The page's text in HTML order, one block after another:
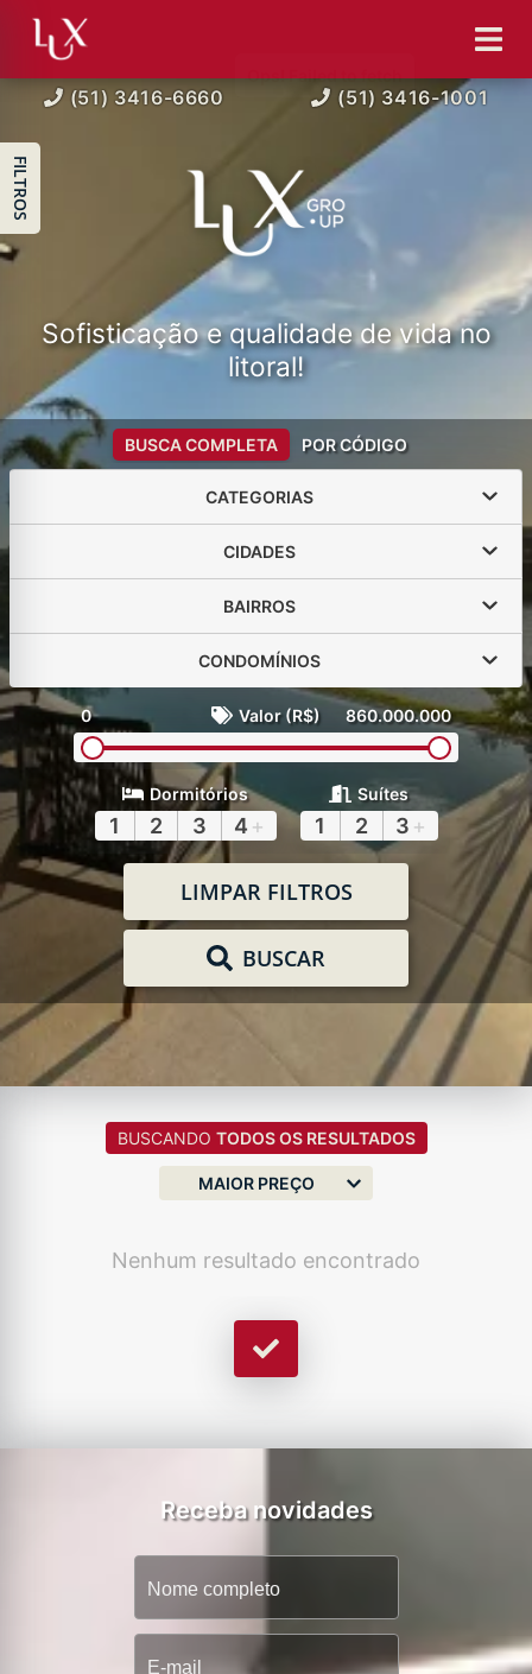
(51) 3416-6660 (51) 3416-1001
Sofisticação e qualidade de vida no
litoral!
BUSCA COMPLETA POR CÓDIGO
CATEGORIAS
CIDADES
BAIRROS
CONDOMÍNIOS
0 Valor (R$) 860.000.000
Dormitórios
1 2 3 4 +
Suítes
1 2 3 +
LIMPAR FILTROS
BUSCAR
FILTROS
BUSCANDO TODOS OS RESULTADOS
MAIOR PREÇO
Nenhum resultado encontrado
Receba novidades